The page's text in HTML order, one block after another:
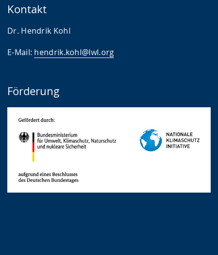
Kontakt
Dr. Hendrik Kohl
E-Mail: hendrik.kohl@lwl.org
Förderung